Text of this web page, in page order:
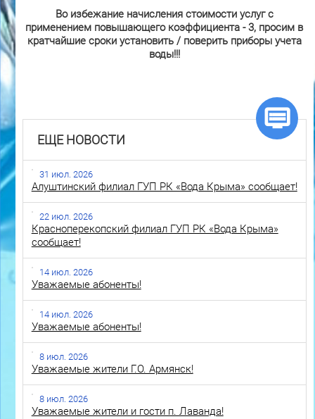
Во избежание начисления стоимости услуг с
применением повышающего коэффициента - 3, просим в
кратчайшие сроки установить / поверить приборы учета
воды!!!
ЕЩЕ НОВОСТИ
31 июл. 2026
Алуштинский филиал ГУП РК «Вода Крыма» сообщает!
22 июл. 2026
Красноперекопский филиал ГУП РК «Вода Крыма»
сообщает!
14 июл. 2026
Уважаемые абоненты!
14 июл. 2026
Уважаемые абоненты!
8 июл. 2026
Уважаемые жители Г.О. Армянск!
8 июл. 2026
Уважаемые жители и гости п. Лаванда!